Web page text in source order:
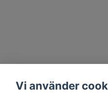
Vi använder